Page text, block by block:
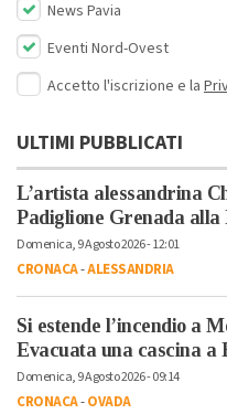
News Pavia
Eventi Nord-Ovest
Accetto l'iscrizione e la
ULTIMI PUBBLICATI
L’artista alessandrina
Padiglione Grenada alla
Domenica, 9 Agosto 2026 - 12:01
CRONACA-ALESSANDRIA
Si estende l’incendio a
Evacuata una cascina a
Domenica, 9 Agosto 2026 - 09:14
CRONACA-OVADA